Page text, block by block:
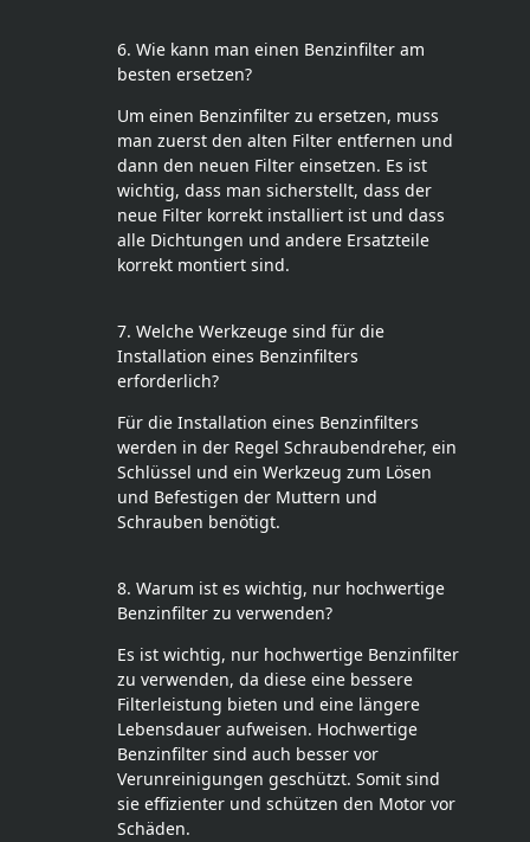
6. Wie kann man einen Benzinfilter am
besten ersetzen?
Um einen Benzinfilter zu ersetzen, muss
man zuerst den alten Filter entfernen und
dann den neuen Filter einsetzen. Es ist
wichtig, dass man sicherstellt, dass der
neue Filter korrekt installiert ist und dass
alle Dichtungen und andere Ersatzteile
korrekt montiert sind.
7. Welche Werkzeuge sind für die
Installation eines Benzinfilters
erforderlich?
Für die Installation eines Benzinfilters
werden in der Regel Schraubendreher, ein
Schlüssel und ein Werkzeug zum Lösen
und Befestigen der Muttern und
Schrauben benötigt.
8. Warum ist es wichtig, nur hochwertige
Benzinfilter zu verwenden?
Es ist wichtig, nur hochwertige Benzinfilter
zu verwenden, da diese eine bessere
Filterleistung bieten und eine längere
Lebensdauer aufweisen. Hochwertige
Benzinfilter sind auch besser vor
Verunreinigungen geschützt. Somit sind
sie effizienter und schützen den Motor vor
Schäden.